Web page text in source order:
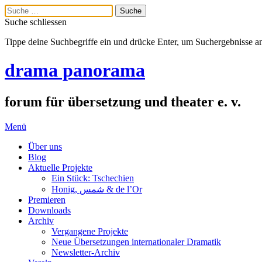
Suche schliessen
Tippe deine Suchbegriffe ein und drücke Enter, um Suchergebnisse
drama panorama
forum für übersetzung und theater e. v.
Menü
Über uns
Blog
Aktuelle Projekte
Ein Stück: Tschechien
Honig, شمس & de l’Or
Premieren
Downloads
Archiv
Vergangene Projekte
Neue Übersetzungen internationaler Dramatik
Newsletter-Archiv